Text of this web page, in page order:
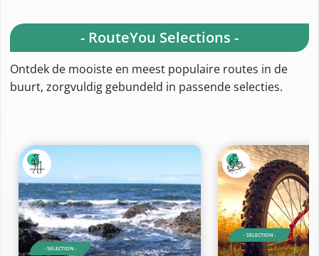
- RouteYou Selections -
Ontdek de mooiste en meest populaire routes in de
buurt, zorgvuldig gebundeld in passende selecties.
- SELECTION -
- SELECTION -